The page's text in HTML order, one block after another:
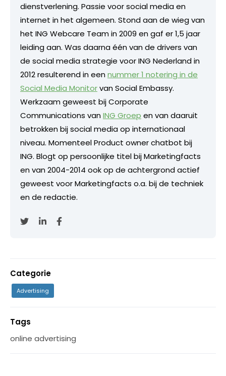
dienstverlening. Passie voor social media en
internet in het algemeen. Stond aan de wieg van
het ING Webcare Team in 2009 en gaf er 1,5 jaar
leiding aan. Was daarna één van de drivers van
de social media strategie voor ING Nederland in
2012 resulterend in eennummer 1 notering in de
Social Media Monitorvan Social Embassy.
Werkzaam geweest bij Corporate
Communications vanING Groep en van daaruit
betrokken bij social media op internationaal
niveau. Momenteel Product owner chatbot bij
ING. Blogt op persoonlijke titel bij Marketingfacts
en van 2004-2014 ook op de achtergrond actief
geweest voor Marketingfacts o.a. bij de techniek
en de redactie.
Categorie
Advertising
Tags
online advertising